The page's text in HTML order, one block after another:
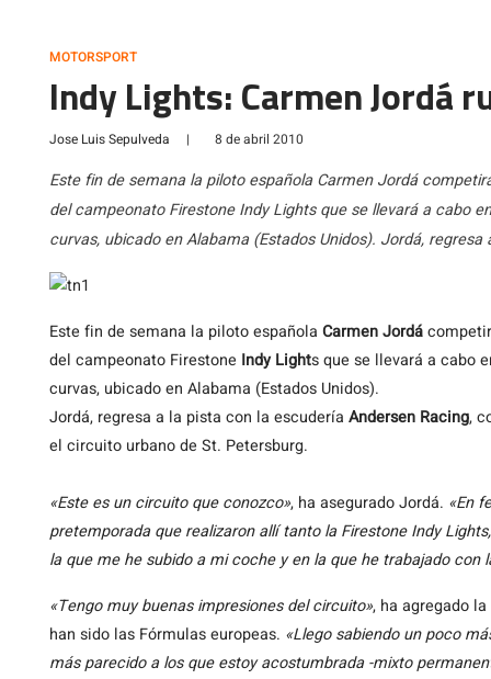
MOTORSPORT
Indy Lights: Carmen Jordá
Jose Luis Sepulveda | 8 de abril 2010
Este fin de semana la piloto española Carmen Jordá
del campeonato Firestone Indy Lights que se llevará a cabo
curvas, ubicado en Alabama (Estados Unidos). Jordá,
Este fin de semana la piloto española Carmen Jordá
del campeonato Firestone Indy Lights que se llevará a cabo
curvas, ubicado en Alabama (Estados Unidos).
Jordá, regresa a la pista con la escudería Andersen Racing,
el circuito urbano de St. Petersburg.
«Este es un circuito que conozco», ha asegurado Jordá. «En
pretemporada que realizaron allí tanto la Firestone Indy
la que me he subido a mi coche y en la que he trabajado con
«Tengo muy buenas impresiones del circuito», ha agregado
han sido las Fórmulas europeas. «Llego sabiendo un poco
más parecido a los que estoy acostumbrada -mixto